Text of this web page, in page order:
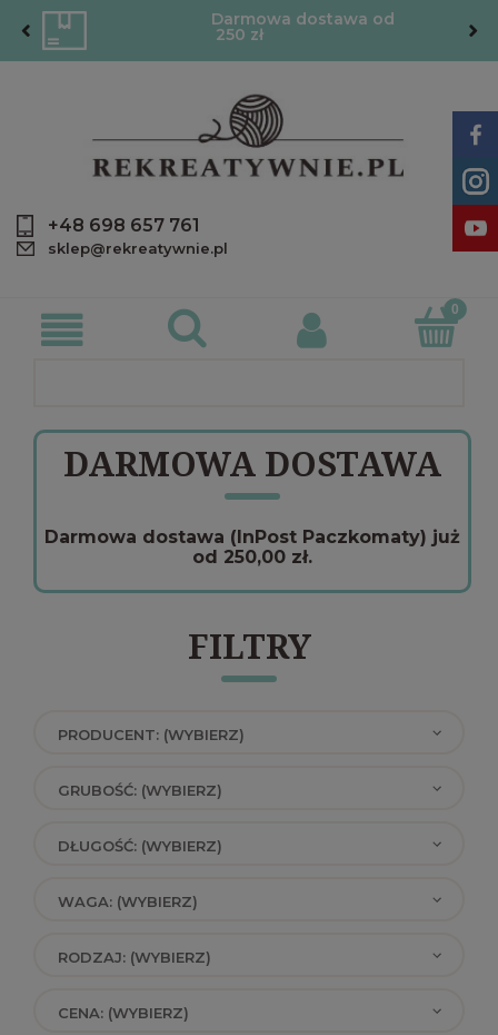
Darmowa dostawa od
250 zł
+48 698 657 761
sklep@rekreatywnie.pl
DARMOWA DOSTAWA
Darmowa dostawa (InPost Paczkomaty) już
od 250,00 zł.
FILTRY
PRODUCENT: (WYBIERZ)
GRUBOŚĆ: (WYBIERZ)
DŁUGOŚĆ: (WYBIERZ)
WAGA: (WYBIERZ)
RODZAJ: (WYBIERZ)
CENA: (WYBIERZ)